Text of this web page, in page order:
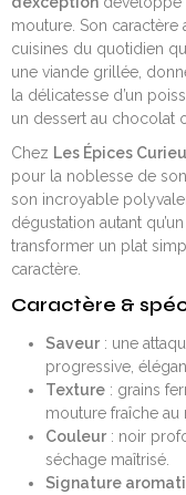
mouture. Son caractère
cuisines du quotidien
une viande grillée,
la délicatesse d’un
un dessert au chocolat
Chez Les Épices
pour la noblesse de
son incroyable
dégustation autant
transformer un plat
caractère.
Caractère &
Saveur: une
progressive,
Texture: grains
mouture fraîche au
Couleur: noir
séchage maîtrisé.
Signature